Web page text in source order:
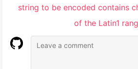
string to be encoded contains
of the Latin1